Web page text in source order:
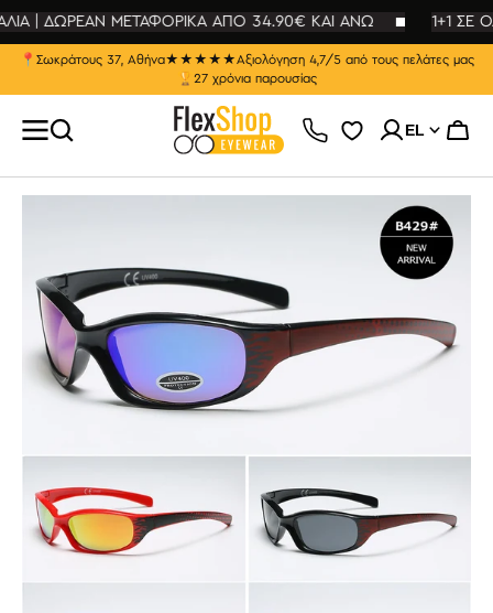
| ΔΩΡΕΑΝ ΜΕΤΑΦΟΡΙΚΑ ΑΠΟ 34.90€ ΚΑΙ ΑΝΩ 1+1 ΣΕ
📍 Σωκράτους 37, Αθήνα★★★★★Αξιολόγηση 4,7/5 από τους πελάτες μας
🏆 27 χρόνια παρουσίας
EL
Άνοιγμα
στην
προβολή
συλλογής